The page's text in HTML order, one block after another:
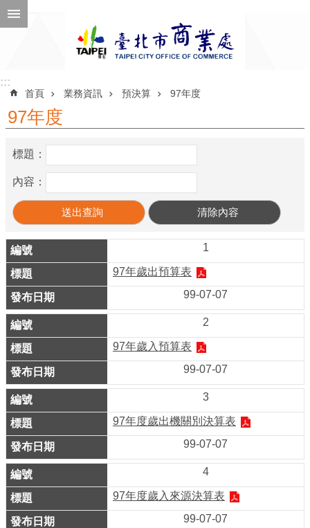
跳到主要內容區塊
訊
息
關
介
紹
業
務
資
訊
線
上
服
務
公
司
及
::::::
首頁 業務資訊 預決算 97年度
97年度
標題：
內容：
1
97年歲出預算表
99-07-07
2
97年歲入預算表
99-07-07
3
97年度歲出機關別決算表
99-07-07
4
97年度歲入來源決算表
99-07-07